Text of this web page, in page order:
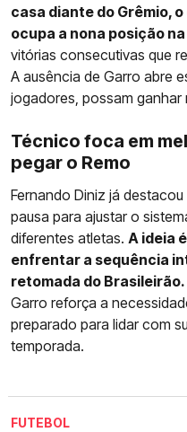
casa diante do Grêmio,
ocupa a nona posição
vitórias consecutivas que
A ausência de Garro abre
jogadores, possam ganhar
Técnico foca em
pegar o Remo
Fernando Diniz já
pausa para ajustar o
diferentes atletas. A ideia
enfrentar a sequência
retomada do Brasileirão.
Garro reforça a
preparado para lidar com
temporada.
FUTEBOL